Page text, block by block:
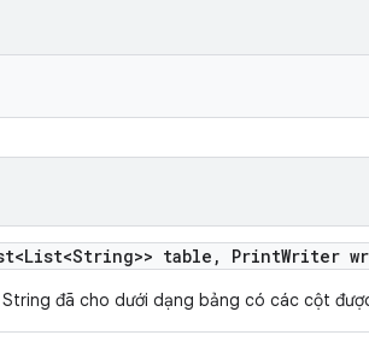
table , PrintWriter
đã cho dưới dạng bảng có các cột